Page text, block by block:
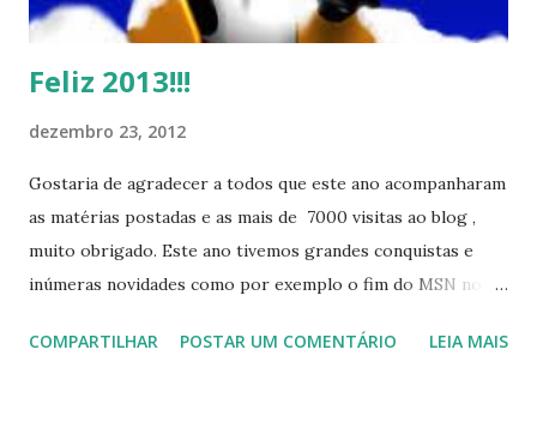
Feliz 2013!!!
dezembro 23, 2012
Gostaria de agradecer a todos que este ano acompanharam
as matérias postadas e as mais de 7000 visitas ao blog ,
muito obrigado. Este ano tivemos grandes conquistas e
inúmeras novidades como por exemplo o fim do MSN no
do Kaiana que será lançada em 2013, distro nacional , a
COMPARTILHAR POSTAR UM COMENTÁRIO LEIA MAIS